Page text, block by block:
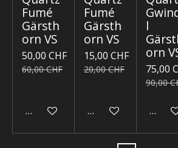
Fumé
Gärsth
orn VS
50,00 CHF
60,00 CHF
Ajouter au panier
Fumé
Gärsth
orn VS
15,00 CHF
20,00 CHF
Ajouter au panier
l
orn
75,00
90,00